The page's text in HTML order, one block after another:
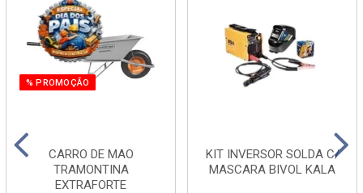
% PROMOÇÃO
CARRO DE MAO
TRAMONTINA
EXTRAFORTE
KIT INVERSOR SOLDA C/
MASCARA BIVOL KALA